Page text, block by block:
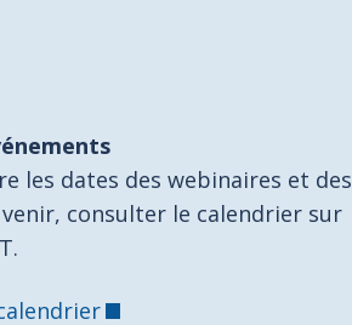
les dates des webinaires et des
consulter le calendrier sur